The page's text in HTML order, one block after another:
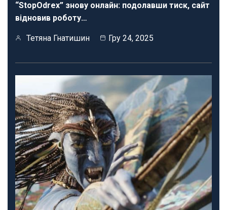
“StopOdrex” знову онлайн: подолавши тиск, сайт
відновив роботу…
Тетяна Гнатишин Гру 24, 2025